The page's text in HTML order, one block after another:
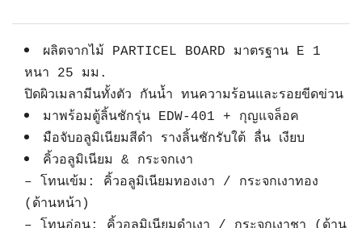
ผลิตจากไม้ PARTICEL BOARD มาตรฐาน E 1
หนา 25 มม.
ปิดผิวเมลามีนทั้งตัว กันน้ำ ทนความร้อนและรอยขีดข่วน
มาพร้อมตู้ลิ้นชักรุ่น EDW-401 + กุญแจล็อค
มือจับอลูมิเนียมสีดำ รางลิ้นชักรับใต้ ลื่น เงียบ
คิ้วอลูมิเนียม & กระจกเงา
– โทนเข้ม: คิ้วอลูมิเนียมทองเงา / กระจกเงาทอง
(ด้านหน้า)